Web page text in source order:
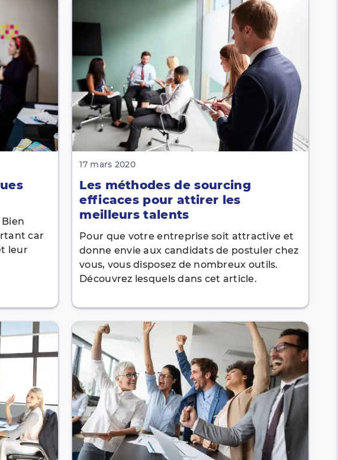
car
leur
17 mars 2020
Les méthodes de sourcing
efficaces pour attirer les
meilleurs talents
Pour que votre entreprise soit attractive et
donne envie aux candidats de postuler chez
vous, vous disposez de nombreux outils.
Découvrez lesquels dans cet article.